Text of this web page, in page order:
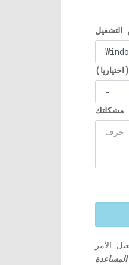
التشغيل